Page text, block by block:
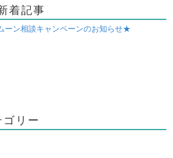
着記事
ン相談キャンペーンのお知らせ★
リー